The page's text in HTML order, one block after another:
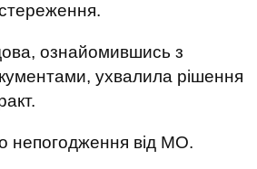
ознайомившись з
ухвалила рішення
непогодження від МО.